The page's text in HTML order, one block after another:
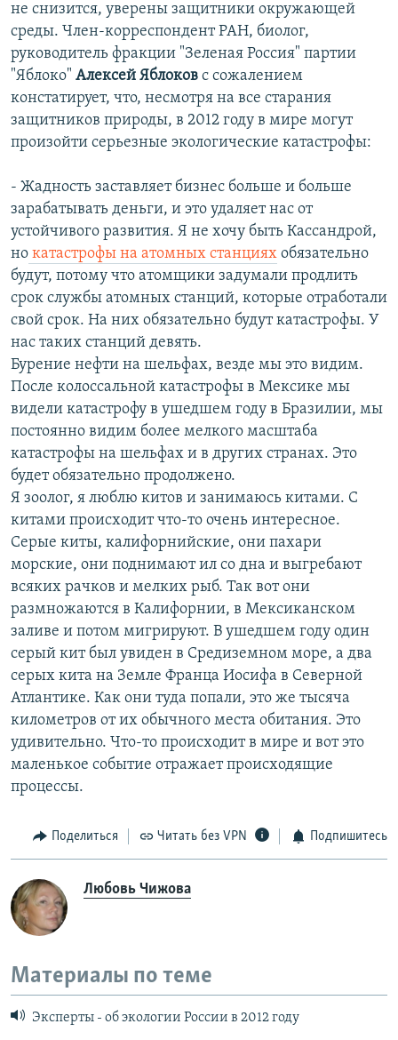
не снизится, уверены защитники окружающей
среды. Член-корреспондент РАН, биолог,
руководитель фракции "Зеленая Россия" партии
"Яблоко" Алексей Яблоков с сожалением
констатирует, что, несмотря на все старания
защитников природы, в 2012 году в мире могут
произойти серьезные экологические катастрофы:
- Жадность заставляет бизнес больше и больше
зарабатывать деньги, и это удаляет нас от
устойчивого развития. Я не хочу быть Кассандрой,
но катастрофы на атомных станциях обязательно
будут, потому что атомщики задумали продлить
срок службы атомных станций, которые отработали
свой срок. На них обязательно будут катастрофы. У
нас таких станций девять.
Бурение нефти на шельфах, везде мы это видим.
После колоссальной катастрофы в Мексике мы
видели катастрофу в ушедшем году в Бразилии, мы
постоянно видим более мелкого масштаба
катастрофы на шельфах и в других странах. Это
будет обязательно продолжено.
Я зоолог, я люблю китов и занимаюсь китами. С
китами происходит что-то очень интересное.
Серые киты, калифорнийские, они пахари
морские, они поднимают ил со дна и выгребают
всяких рачков и мелких рыб. Так вот они
размножаются в Калифорнии, в Мексиканском
заливе и потом мигрируют. В ушедшем году один
серый кит был увиден в Средиземном море, а два
серых кита на Земле Франца Иосифа в Северной
Атлантике. Как они туда попали, это же тысяча
километров от их обычного места обитания. Это
удивительно. Что-то происходит в мире и вот это
маленькое событие отражает происходящие
процессы.
Поделиться Читать без VPN Подпишитесь
Любовь Чижова
Материалы по теме
Эксперты - об экологии России в 2012 году